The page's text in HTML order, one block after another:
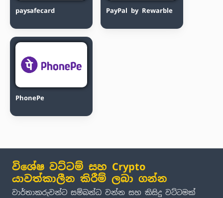
paysafecard PayPal by Rewarble
PhonePe
විශේෂ වට්ටම් සහ Crypto
යාවත්කාලීන කිරීම් ලබා ගන්න
වාර්තාකරුවන්ට සම්බන්ධ වන්න සහ කිසිදු වට්ටමක්